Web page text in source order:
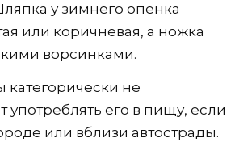
у зимнего опенка
или коричневая, а ножка
ворсинками.
категорически не
употреблять его в пищу, если
или вблизи автострады.